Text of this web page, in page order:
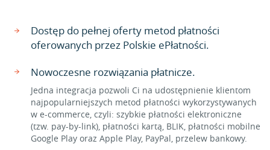
Dostęp do pełnej oferty metod płatności
oferowanych przez Polskie ePłatności.
Nowoczesne rozwiązania płatnicze.
Jedna integracja pozwoli Ci na udostępnienie klientom
najpopularniejszych metod płatności wykorzystywanych
w e-commerce, czyli: szybkie płatności elektroniczne
(tzw. pay-by-link), płatności kartą, BLIK, płatności mobilne
Google Play oraz Apple Play, PayPal, przelew bankowy.